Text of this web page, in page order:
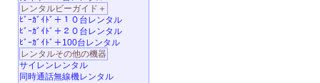
レンタルビーガイド＋
ﾋﾞｰｶﾞｲﾄﾞ＋１０台レンタル
ﾋﾞｰｶﾞｲﾄﾞ＋２０台レンタル
ﾋﾞｰｶﾞｲﾄﾞ＋100台レンタル
レンタルその他の機器
サイレンレンタル
同時通話無線機レンタル